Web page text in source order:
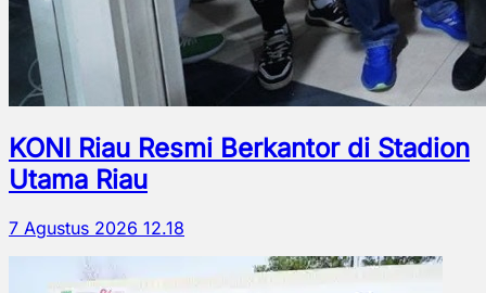
KONI Riau Resmi Berkantor di Stadion
Utama Riau
7 Agustus 2026 12.18